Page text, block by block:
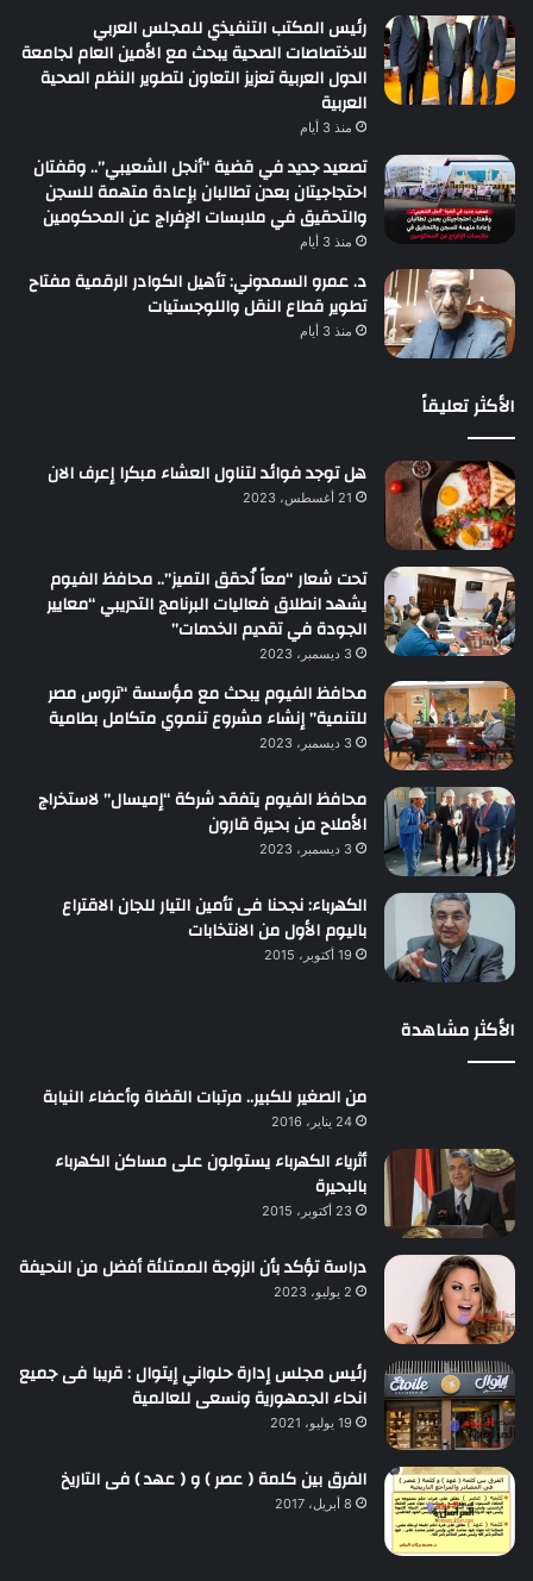
رئيس المكتب التنفيذي للمجلس العربي
للاختصاصات الصحية يبحث مع الأمين العام لجامعة
الدول العربية تعزيز التعاون لتطوير النظم الصحية
العربية
منذ 3 أيام
تصعيد جديد في قضية “أنجل الشعيبي”.. وقفتان
احتجاجيتان بعدن تطالبان بإعادة متهمة للسجن
والتحقيق في ملابسات الإفراج عن المحكومين
منذ 3 أيام
د. عمرو السمدوني: تأهيل الكوادر الرقمية مفتاح
تطوير قطاع النقل واللوجستيات
منذ 3 أيام
الأكثر تعليقاً
هل توجد فوائد لتناول العشاء مبكرا إعرف الان
21 أغسطس، 2023
تحت شعار “معاً نُحقق التميز”.. محافظ الفيوم
يشهد انطلاق فعاليات البرنامج التدريبي “معايير
الجودة في تقديم الخدمات”
3 ديسمبر، 2023
محافظ الفيوم يبحث مع مؤسسة “تروس مصر
للتنمية” إنشاء مشروع تنموي متكامل بطامية
3 ديسمبر، 2023
محافظ الفيوم يتفقد شركة “إميسال” لاستخراج
الأملاح من بحيرة قارون
3 ديسمبر، 2023
الكهرباء: نجحنا فى تأمين التيار للجان الاقتراع
باليوم الأول من الانتخابات
19 أكتوبر، 2015
الأكثر مشاهدة
من الصغير للكبير.. مرتبات القضاة وأعضاء النيابة
24 يناير، 2016
أثرياء الكهرباء يستولون على مساكن الكهرباء
بالبحيرة
23 أكتوبر، 2015
دراسة تؤكد بأن الزوجة الممتلئة أفضل من النحيفة
2 يوليو، 2023
رئيس مجلس إدارة حلواني إيتوال : قريبا فى جميع
انحاء الجمهورية ونسعى للعالمية
19 يوليو، 2021
الفرق بين كلمة ( عصر ) و ( عهد ) فى التاريخ
8 أبريل، 2017